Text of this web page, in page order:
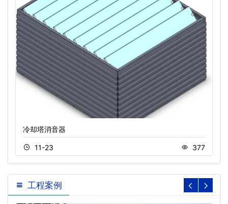
冷却塔消音器
11-23 377
工程案例